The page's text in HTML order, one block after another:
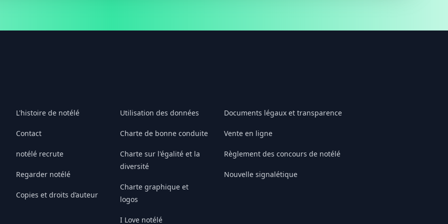
L'histoire de notélé
Contact
notélé recrute
Regarder notélé
Copies et droits d’auteur
Utilisation des données
Charte de bonne conduite
Charte sur l'égalité et la
diversité
Charte graphique et
logos
I Love notélé
Documents légaux et transparence
Vente en ligne
Règlement des concours de notélé
Nouvelle signalétique